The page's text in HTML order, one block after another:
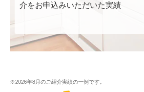
介をお申込みいただいた実績
※2026年8月のご紹介実績の一例です。